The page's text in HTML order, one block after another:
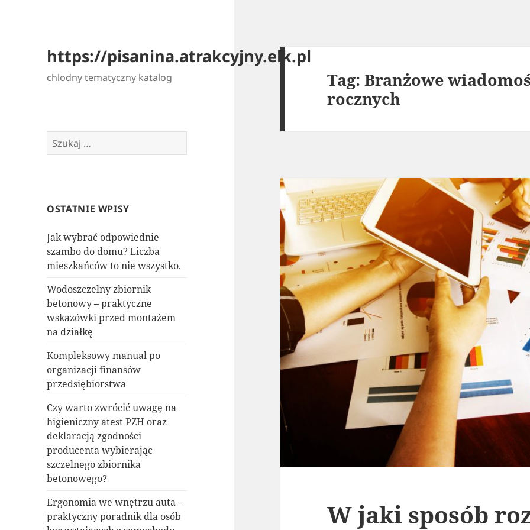
https://pisanina.atrakcyjny.elk.pl
chlodny tematyczny katalog
Szukaj:
OSTATNIE WPISY
Jak wybrać odpowiednie
szambo do domu? Liczba
mieszkańców to nie wszystko.
Wodoszczelny zbiornik
betonowy – praktyczne
wskazówki przed montażem
na działkę
Kompleksowy manual po
organizacji finansów
przedsiębiorstwa
Czy warto zwrócić uwagę na
higieniczny atest PZH oraz
deklaracją zgodności
producenta wybierając
szczelnego zbiornika
betonowego?
Ergonomia we wnętrzu auta –
praktyczny poradnik dla osób
Tag:Branżowe
rocznych
W jaki sposób